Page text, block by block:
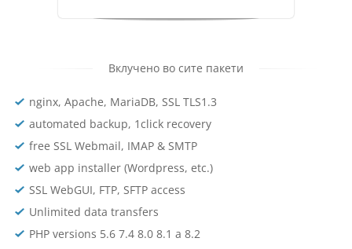
Вклучено во сите пакети
nginx, Apache, MariaDB, SSL TLS1.3
automated backup, 1click recovery
free SSL Webmail, IMAP & SMTP
web app installer (Wordpress, etc.)
SSL WebGUI, FTP, SFTP access
Unlimited data transfers
PHP versions 5.6 7.4 8.0 8.1 a 8.2